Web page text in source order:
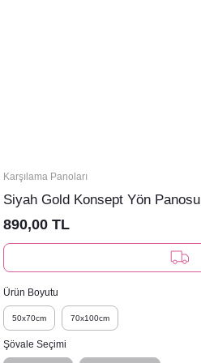
Karşılama Panoları
Siyah Gold Konsept Yön Panosu
890,00 TL
Ürün Boyutu
50x70cm 70x100cm
Şövale Seçimi